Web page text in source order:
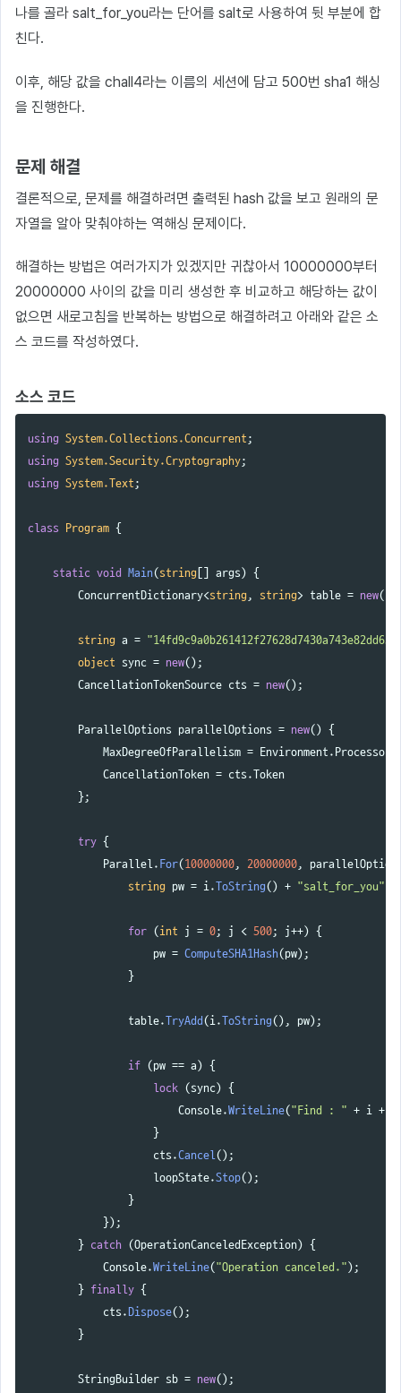
나를 골라 salt_for_you라는 단어를 salt로 사용하여 뒷 부분에 합
친다.
이후, 해당 값을 chall4라는 이름의 세션에 담고 500번 sha1 해싱
을 진행한다.
문제 해결
결론적으로, 문제를 해결하려면 출력된 hash 값을 보고 원래의 문
자열을 알아 맞춰야하는 역해싱 문제이다.
해결하는 방법은 여러가지가 있겠지만 귀찮아서 10000000부터
20000000 사이의 값을 미리 생성한 후 비교하고 해당하는 값이
없으면 새로고침을 반복하는 방법으로 해결하려고 아래와 같은 소
스 코드를 작성하였다.
소스 코드
using System.Collections.Concurrent ;
using System.Security.Cryptography;
using System.Text ;
class Program {
static void Main(string args ) {
ConcurrentDictionary<string , string> table = new();
string a =
object sync = new();
CancellationTokenSource cts = new();
ParallelOptions parallelOptions = new() {
MaxDegreeOfParallelism = Environment .
CancellationToken = cts .Token
};
try {
Parallel . For( 10000000, 20000000,
string pw = i .ToString() + "salt_for_you"
for ( int j = 0; j < 500; j++) {
pw = ComputeSHA1Hash( pw);
}
table.TryAdd ( i .ToString(), pw);
if ( pw == a ) {
lock (sync ) {
Console.WriteLine( "Find : " + i +
}
cts .Cancel ();
loopState.Stop();
}
});
} catch (OperationCanceledException) {
Console.WriteLine( "Operation canceled." );
} finally {
cts . Dispose();
}
StringBuilder sb = new();